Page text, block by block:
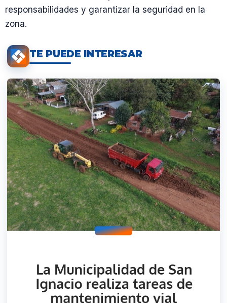
responsabilidades y garantizar la seguridad en la
zona.
TE PUEDE INTERESAR